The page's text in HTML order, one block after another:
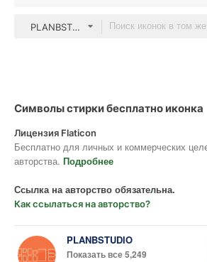
PLANBSTUDIO black outline
Символы стирки бесплатно иконка
Лицензия Flaticon
Бесплатно для личных и коммерческих
авторства. Подробнее
Ссылка на авторство обязательна.
Как ссылаться на авторство?
PLANBSTUDIO
Показать все 5,249